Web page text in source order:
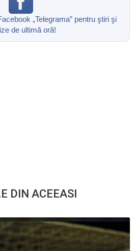
„Telegrama” pentru ştiri şi
de ultimă oră!
DIN ACEEASI